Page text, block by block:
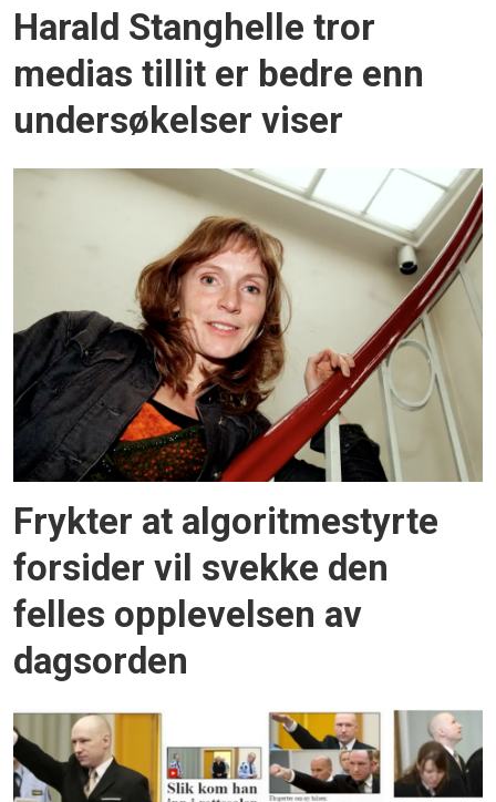
Harald Stanghelle tror
medias tillit er bedre enn
undersøkelser viser
Frykter at algoritmestyrte
forsider vil svekke den
felles opplevelsen av
dagsorden